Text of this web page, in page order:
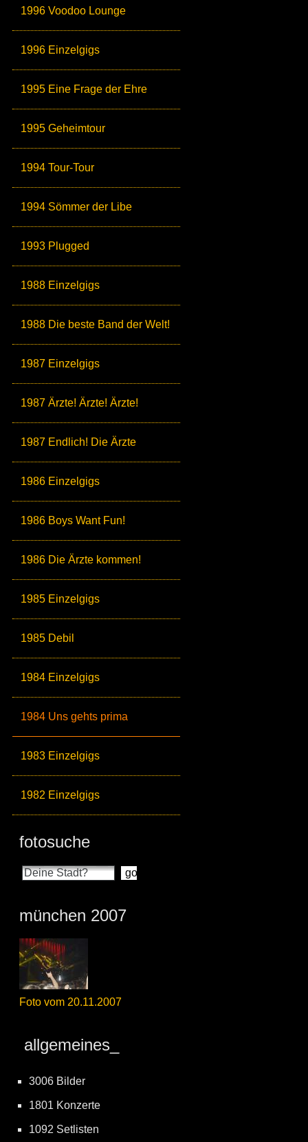
1996 Voodoo Lounge
1996 Einzelgigs
1995 Eine Frage der Ehre
1995 Geheimtour
1994 Tour-Tour
1994 Sömmer der Libe
1993 Plugged
1988 Einzelgigs
1988 Die beste Band der Welt!
1987 Einzelgigs
1987 Ärzte! Ärzte! Ärzte!
1987 Endlich! Die Ärzte
1986 Einzelgigs
1986 Boys Want Fun!
1986 Die Ärzte kommen!
1985 Einzelgigs
1985 Debil
1984 Einzelgigs
1984 Uns gehts prima
1983 Einzelgigs
1982 Einzelgigs
fotosuche
münchen 2007
Foto vom 20.11.2007
allgemeines_
3006 Bilder
1801 Konzerte
1092 Setlisten